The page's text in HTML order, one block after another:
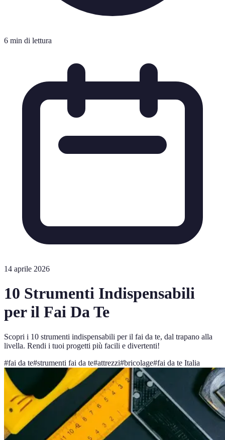
6 min di lettura
14 aprile 2026
10 Strumenti Indispensabili
per il Fai Da Te
Scopri i 10 strumenti indispensabili per il fai da te, dal trapano alla
livella. Rendi i tuoi progetti più facili e divertenti!
#fai da te#strumenti fai da te#attrezzi#bricolage#fai da te Italia